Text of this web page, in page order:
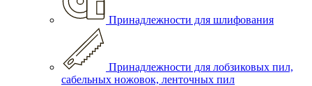
Принадлежности для шлифования
Принадлежности для лобзиковых пил,
сабельных ножовок, ленточных пил